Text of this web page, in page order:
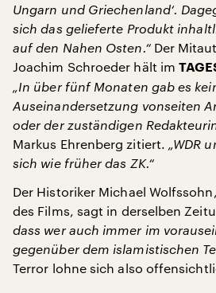
Ungarn und Griechenland‘.
sich das gelieferte Produkt
auf den Nahen Osten.“Der
Joachim Schroeder hält im
„In über fünf Monaten gab es
Auseinandersetzung vonseiten
oder der zuständigen
Markus Ehrenberg zitiert. „WDR
sich wie früher das ZK.“
Der Historiker Michael
des Films, sagt in derselben
dass wer auch immer im
gegenüber dem islamistischen
Terror lohne sich also